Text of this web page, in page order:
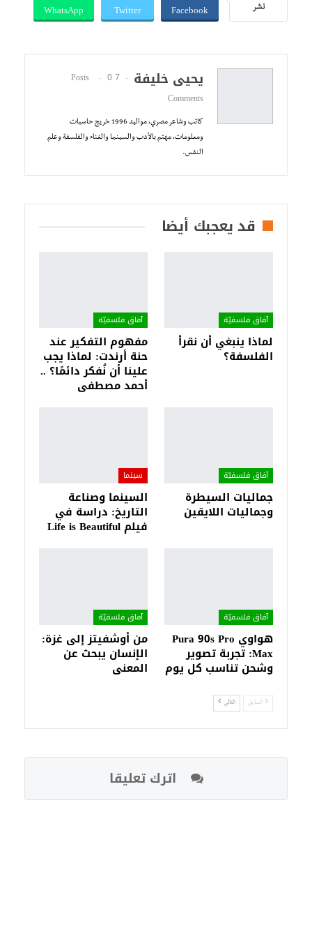
نشر Facebook
Twitter
WhatsApp
يحيى خليفة 7 Posts
0
Comments
كاتب وشاعر مصري، مواليد 1996 خريج حاسبات
ومعلومات، مهتم بالأدب والسينما والغناء والفلسفة وعلم
النفس.
قد يعجبك أيضا
آفاق فلسفيّة‎
لماذا ينبغي أن نقرأ
الفلسفة؟
آفاق فلسفيّة‎
مفهوم التفكير عند
حنة أرندت: لماذا يجب
علينا أن نُفكر دائمًا؟ ..
أحمد مصطفى
آفاق فلسفيّة‎
جماليات السيطرة
وجماليات اللايقين
سينما
السينما وصناعة
التاريخ: دراسة في
فيلم Life is Beautiful
آفاق فلسفيّة‎
هواوي Pura 90s Pro
Max: تجربة تصوير
وشحن تناسب كل يوم
آفاق فلسفيّة‎
من أوشفيتز إلى غزة:
الإنسان يبحث عن
المعنى
السابق التالي
اترك تعليقا